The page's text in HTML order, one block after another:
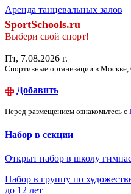
Аренда танцевальных залов
SportSchools.ru
Выбери свой спорт!
Пт, 7.08.2026 г.
Спортивные организации в Москве,
Добавить
Перед размещением ознакомьтесь с
Набор в секции
Открыт набор в школу
Набор в группу по
до 12 лет